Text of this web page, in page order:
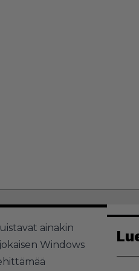
ainakin
Windows